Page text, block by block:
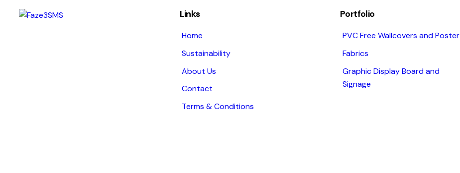
Links
Home
Sustainability
About Us
Contact
Terms & Conditions
Portfolio
PVC Free Wallcovers and Poster
Fabrics
Graphic Display Board and
Signage